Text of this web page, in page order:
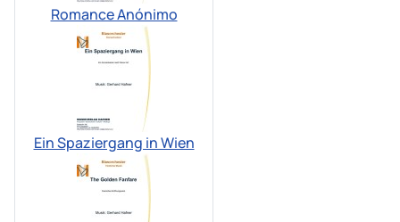
Romance Anónimo
Ein Spaziergang in Wien